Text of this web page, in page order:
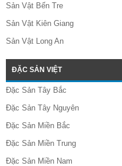
Sản Vật Bến Tre
Sản Vật Kiên Giang
Sản Vật Long An
ĐẶC SẢN VIỆT
Đặc Sản Tây Bắc
Đặc Sản Tây Nguyên
Đặc Sản Miền Bắc
Đặc Sản Miền Trung
Đặc Sản Miền Nam